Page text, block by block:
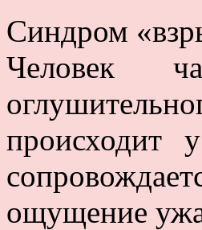
Синдром
Человек
происходит
ощущение